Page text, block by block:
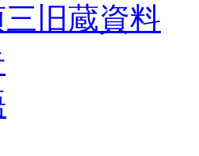
旧蔵資料